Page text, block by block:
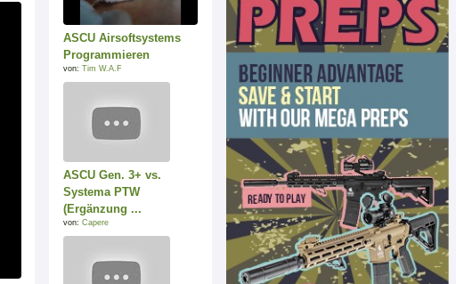
ASCU Airsoftsystems
Programmieren
von: Tim W.A.F
ASCU Gen. 3+ vs.
Systema PTW
(Ergänzung ...
von: Capere